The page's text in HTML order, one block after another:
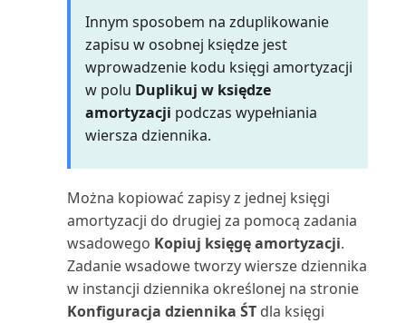
Uzgadnianie kosztów zapasów z
księgą główną
Używanie dokumentów
elektronicznych w procesie ...
Używanie dokumentów
elektronicznych w sprzedaży
Używanie VAT niepodlegającego
odliczeniu
Waluty w Business Central
Prognozowana wartość
środków trwałych (raport E...
Projekt wg zapasów (raport)
Projekt: PWT do K/G (raport)
Projekt: Wartości rzeczywiste
względem budżetu...
Projekty wg nabywców (raport)
Przedmiot serwisu: Zużycie
zasobów (raport)
Innym sposobem na zduplikowanie
zapisu w osobnej księdze jest
wprowadzenie kodu księgi amortyzacji
w polu Duplikuj w księdze
amortyzacji podczas wypełniania
wiersza dziennika.
Można kopiować zapisy z jednej księgi
amortyzacji do drugiej za pomocą zadania
wsadowego Kopiuj księgę amortyzacji.
Zadanie wsadowe tworzy wiersze dziennika
w instancji dziennika określonej na stronie
Konfiguracja dziennika ŚTdla księgi